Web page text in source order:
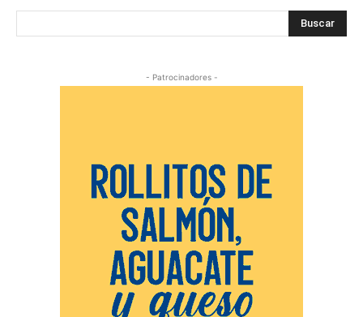
Buscar
- Patrocinadores -